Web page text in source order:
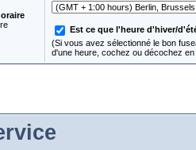
Est ce que l'heure d'hiver/
(Si vous avez sélectionné le bon
d'une heure, cochez ou décochez